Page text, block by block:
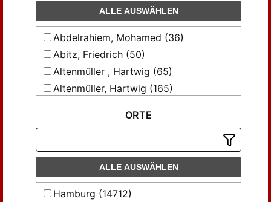
ALLE AUSWÄHLEN
Abdelrahiem, Mohamed (36)
Abitz, Friedrich (50)
Altenmüller , Hartwig (65)
Altenmüller, Hartwig (165)
Awad, Khaled Hamza (46)
Beinlich, Horst (87)
Berg, David (33)
Billing , Nils (40)
ORTE
ALLE AUSWÄHLEN
Hamburg (14712)